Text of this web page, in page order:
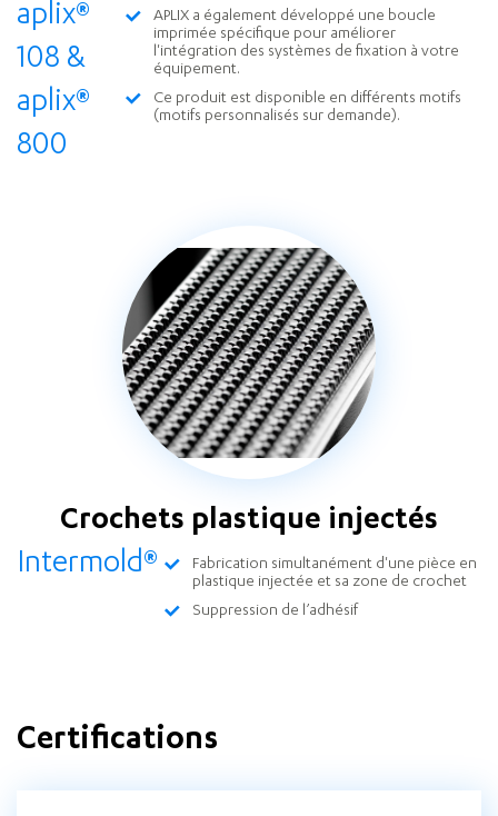
aplix®
108 &
aplix®
800
APLIX a également développé une boucle
imprimée spécifique pour améliorer
l'intégration des systèmes de fixation à votre
équipement.
Ce produit est disponible en différents motifs
(motifs personnalisés sur demande).
Crochets plastique injectés
Intermold®
Fabrication simultanément d'une pièce en
plastique injectée et sa zone de crochet
Suppression de l’adhésif
Certifications